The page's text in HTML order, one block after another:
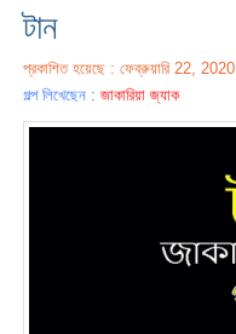
টান
প্রকাশিত হয়েছে : ফেব্রুয়ারি 22, 2020
গল্প লিখেছেন :জাকারিয়া জ্যাক